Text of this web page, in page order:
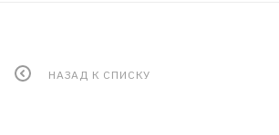
НАЗАД К СПИСКУ